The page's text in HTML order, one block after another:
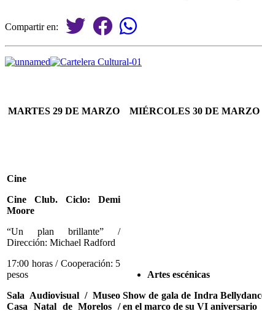
Compartir en:
MARTES 29 DE MARZO MIÉRCOLES 30 DE MARZO
Cine
Cine Club. Ciclo:
Demi
Moore
“Un plan brillante” /
Dirección: Michael Radford
17:00 horas / Cooperación: 5
pesos
Sala Audiovisual / Museo
Casa Natal de Morelos /
Artes escénicas
Show de gala de Indra
en el marco de su VI aniversario